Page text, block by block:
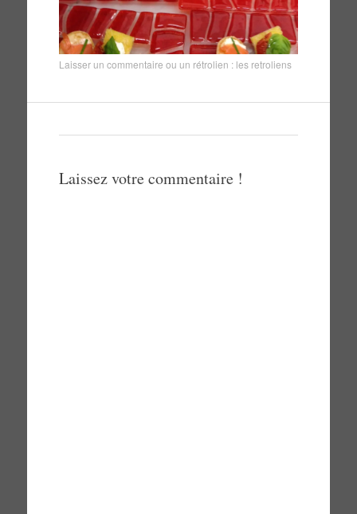
Laisser un commentaire ou un rétrolien : les retroliens
Laissez votre commentaire !